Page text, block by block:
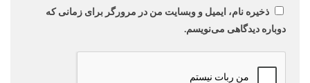
ذخیره نام، ایمیل و وبسایت من در مرورگر برای زمانی که
دوباره دیدگاهی می‌نویسم.